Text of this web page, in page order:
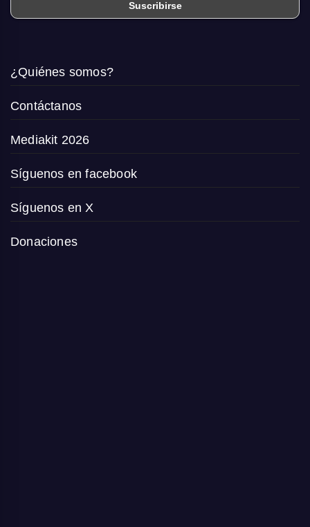
¿Quiénes somos?
Contáctanos
Mediakit 2026
Síguenos en facebook
Síguenos en X
Donaciones